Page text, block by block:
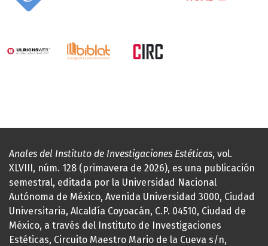
Anales del Instituto de Investigaciones Estéticas, vol.
XLVIII, núm. 128 (primavera de 2026), es una publicación
semestral, editada por la Universidad Nacional
Autónoma de México, Avenida Universidad 3000, Ciudad
Universitaria, Alcaldía Coyoacán, C.P. 04510, Ciudad de
México, a través del Instituto de Investigaciones
Estéticas, Circuito Maestro Mario de la Cueva s/n,